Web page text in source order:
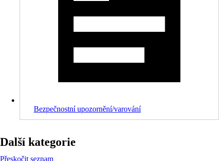
Bezpečnostní upozornění/varování
Další kategorie
Přeskočit seznam